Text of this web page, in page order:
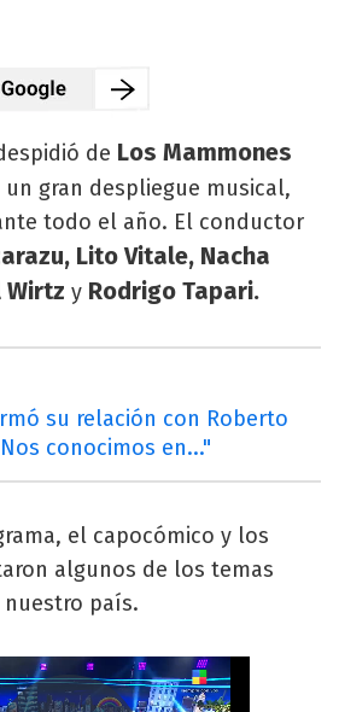
de Los Mammones
un gran despliegue musical,
todo el año. El conductor
Lito Vitale, Nacha
Wirtz y Rodrigo Tapari.
su relación con Roberto
conocimos en..."
el capocómico y los
algunos de los temas
país.